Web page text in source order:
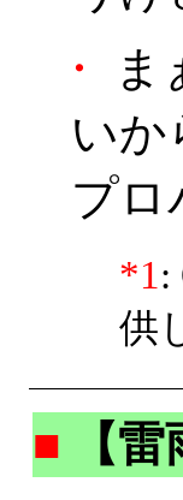
・
ま
いか
プロ
*1:
供
■
【